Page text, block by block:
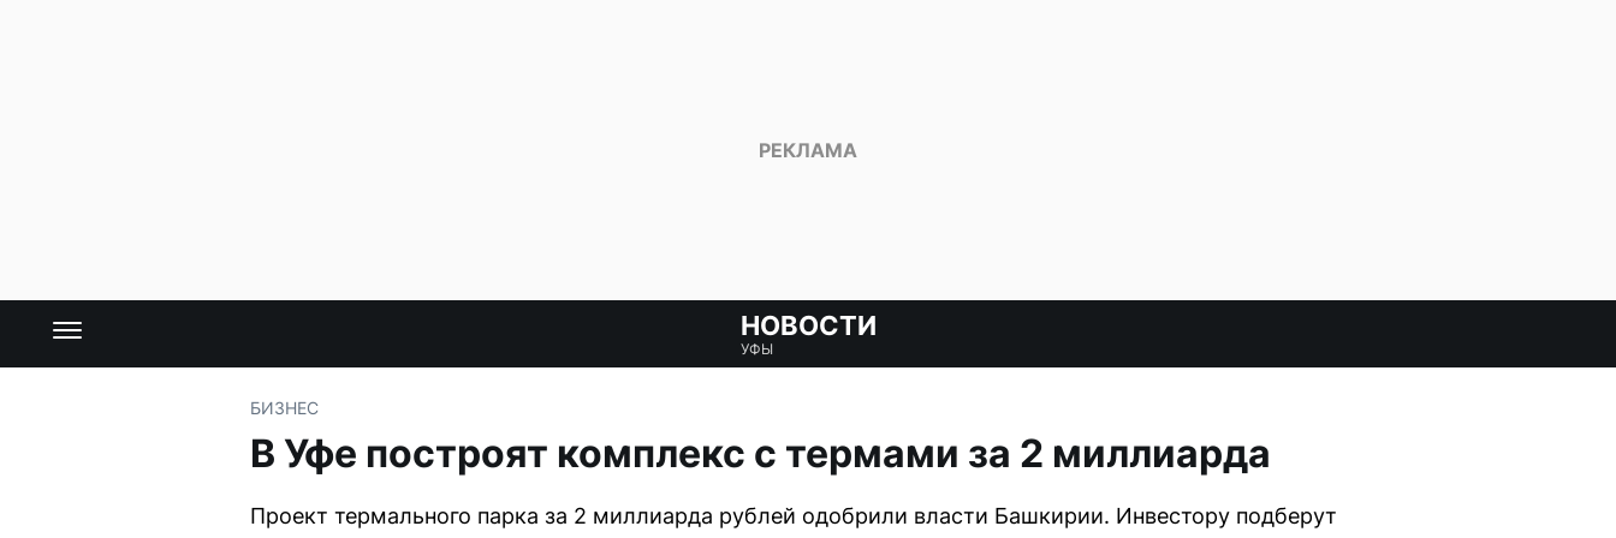
НОВОСТИ
УФЫ
БИЗНЕС
В Уфе построят комплекс с термами за 2 миллиарда
Проект термального парка за 2 миллиарда рублей одобрили власти Башкирии. Инвестору подберут